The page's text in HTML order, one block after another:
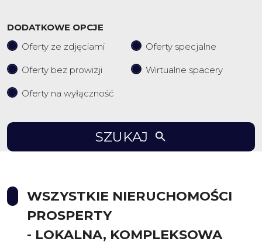
DODATKOWE OPCJE
Oferty ze zdjęciami
Oferty specjalne
Oferty bez prowizji Wirtualne spacery
Oferty na wyłączność
SZUKAJ
WSZYSTKIE NIERUCHOMOŚCI
PROSPERTY
- LOKALNA, KOMPLEKSOWA